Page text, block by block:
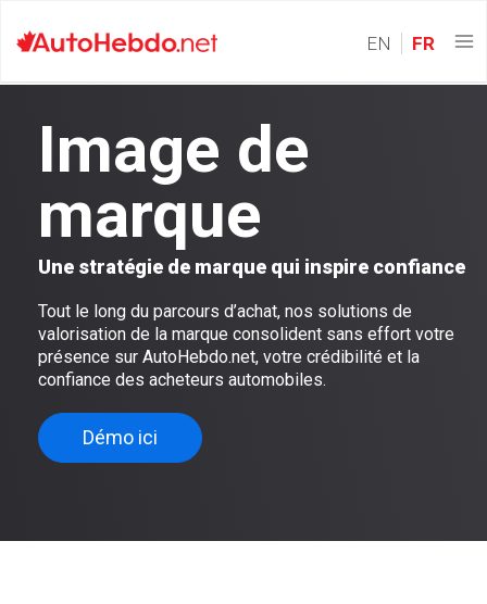
EN FR
Image de
marque
Une stratégie de marque qui inspire confiance
Tout le long du parcours d’achat, nos solutions de
valorisation de la marque consolident sans effort votre
présence sur AutoHebdo.net, votre crédibilité et la
confiance des acheteurs automobiles.
Démo ici